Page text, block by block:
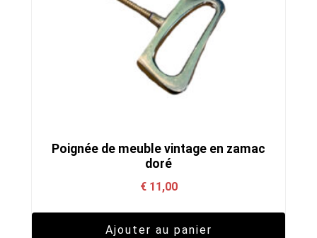
Poignée de meuble vintage en zamac
doré
€11,00
Ajouter au panier